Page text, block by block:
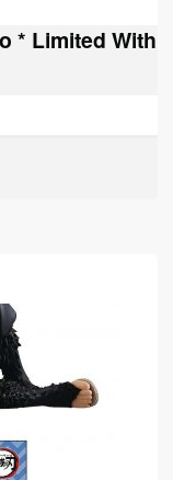
* Limited With